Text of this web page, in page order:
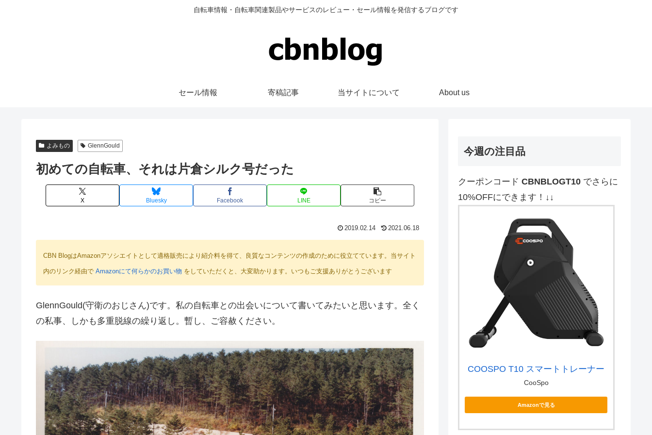
自転車情報・自転車関連製品やサービスのレビュー・セール情報を発信するブログです
セール情報 寄稿記事 当サイトについて About us
よみもの GlennGould
初めての自転車、それは片倉シルク号だった
X Bluesky Facebook LINE コピー
2019.02.14 2021.06.18
CBN BlogはAmazonアソシエイトとして適格販売により紹介料を得て、良質なコンテンツの作成のために役立てています。当サイト
内のリンク経由で Amazonにて何らかのお買い物 をしていただくと、大変助かります。いつもご支援ありがとうございます
GlennGould(守衛のおじさん)です。私の自転車との出会いについて書いてみたいと思います。全く
の私事、しかも多重脱線の繰り返し。暫し、ご容赦ください。
今週の注目品
クーポンコード CBNBLOGT10 でさらに
10%OFFにできます！↓↓
COOSPO T10 スマートトレーナー
CooSpo
Amazonで見る